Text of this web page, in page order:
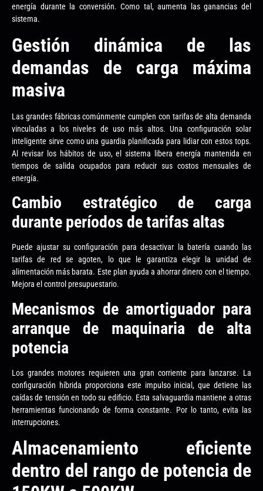
energía durante la conversión. Como tal, aumenta las ganancias del
sistema.
Gestión dinámica de las
demandas de carga máxima
masiva
Las grandes fábricas comúnmente cumplen con tarifas de alta demanda
vinculadas a los niveles de uso más altos. Una configuración solar
inteligente sirve como una guardia planificada para lidiar con estos tops.
Al revisar los hábitos de uso, el sistema libera energía mantenida en
tiempos de salida ocupados para reducir sus costos mensuales de
energía.
Cambio estratégico de carga
durante períodos de tarifas altas
Puede ajustar su configuración para desactivar la batería cuando las
tarifas de red se agoten, lo que le garantiza elegir la unidad de
alimentación más barata. Este plan ayuda a ahorrar dinero con el tiempo.
Mejora el control presupuestario.
Mecanismos de amortiguador para
arranque de maquinaria de alta
potencia
Los grandes motores requieren una gran corriente para lanzarse. La
configuración híbrida proporciona este impulso inicial, que detiene las
caídas de tensión en todo su edificio. Esta salvaguardia mantiene a otras
herramientas funcionando de forma constante. Por lo tanto, evita las
interrupciones.
Almacenamiento eficiente
dentro del rango de potencia de